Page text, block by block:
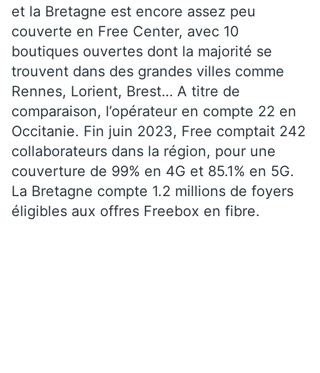
et la Bretagne est encore assez peu
couverte en Free Center, avec 10
boutiques ouvertes dont la majorité se
trouvent dans des grandes villes comme
Rennes, Lorient, Brest… A titre de
comparaison, l’opérateur en compte 22 en
Occitanie. Fin juin 2023, Free comptait 242
collaborateurs dans la région, pour une
couverture de 99% en 4G et 85.1% en 5G.
La Bretagne compte 1.2 millions de foyers
éligibles aux offres Freebox en fibre.